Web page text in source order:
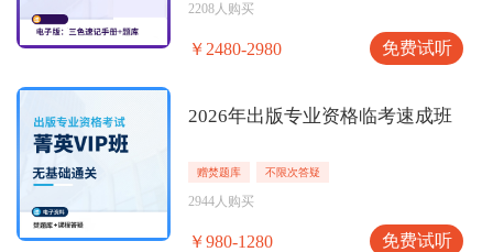
2208人购买
￥2480-2980 免费试听
2026年出版专业资格临考速成班
赠焚题库 不限次答疑
2944人购买
￥980-1280 免费试听